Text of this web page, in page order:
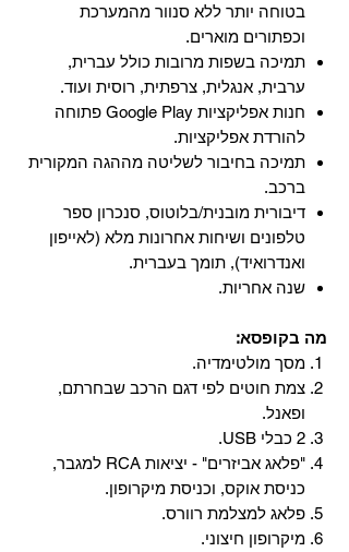
בטוחה יותר ללא סנוור מהמערכת
וכפתורים מוארים.
תמיכה בשפות מרובות כולל עברית,
ערבית, אנגלית, צרפתית, רוסית ועוד.
‏חנות אפליקציות Google Play פתוחה
להורדת אפליקציות.
‏תמיכה בחיבור לשליטה מההגה המקורית
ברכב.
‏דיבורית מובנית/בלוטוס, ‏סנכרון ספר
טלפונים ושיחות אחרונות מלא (לאייפון
ואנדרואיד), תומך בעברית.
שנה אחריות.
מה בקופסא:
מסך מולטימדיה.
צמת חוטים לפי דגם הרכב שבחרתם,
ופאנל.
2 כבלי USB.
"פלאג אביזרים" - יציאות RCA למגבר,
כניסת אוקס, וכניסת מיקרופון.
פלאג למצלמת רוורס.
מיקרופון חיצוני.